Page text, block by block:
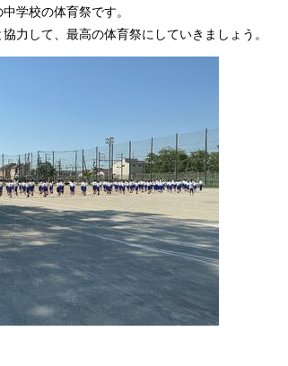
学校の体育祭です。
力して、最高の体育祭にしていきましょう。